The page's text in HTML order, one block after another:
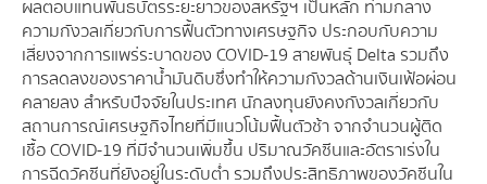
ผลตอบแทนพันธบัตรระยะยาวของสหรัฐฯ เป็นหลัก ท่ามกลาง
ความกังวลเกี่ยวกับการฟื้นตัวทางเศรษฐกิจ ประกอบกับความ
เสี่ยงจากการแพร่ระบาดของ COVID-19 สายพันธุ์ Delta รวมถึง
การลดลงของราคาน้ำมันดิบซึ่งทำให้ความกังวลด้านเงินเฟ้อผ่อน
คลายลง สำหรับปัจจัยในประเทศ นักลงทุนยังคงกังวลเกี่ยวกับ
สถานการณ์เศรษฐกิจไทยที่มีแนวโน้มฟื้นตัวช้า จากจำนวนผู้ติด
เชื้อ COVID-19 ที่มีจำนวนเพิ่มขึ้น ปริมาณวัคซีนและอัตราเร่งใน
การฉีดวัคซีนที่ยังอยู่ในระดับต่ำ รวมถึงประสิทธิภาพของวัคซีนใน